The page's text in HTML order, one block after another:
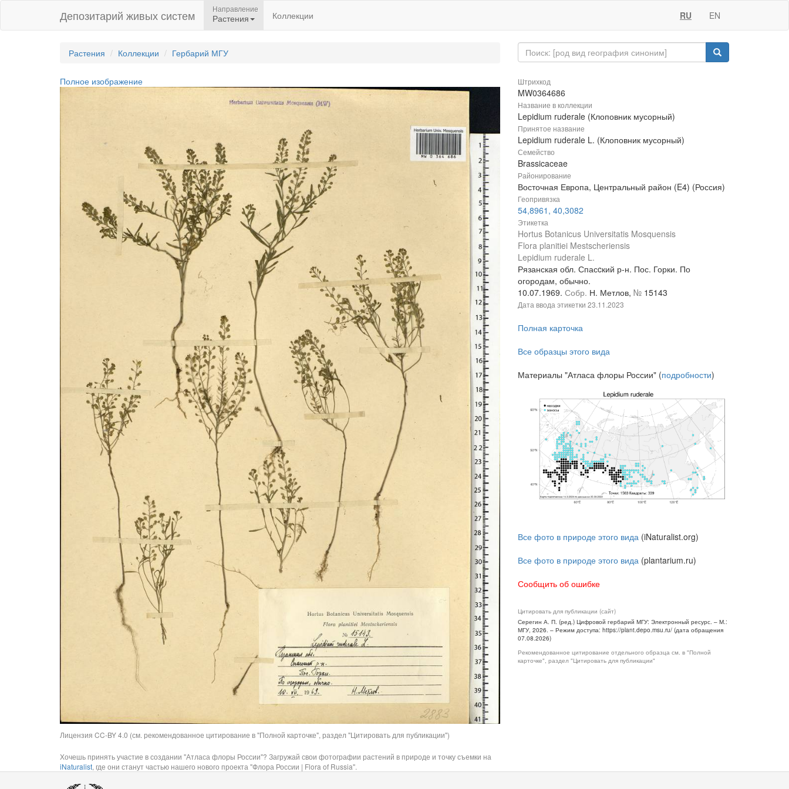
Депозитарий живых систем Направление
Растения Коллекции RU EN
Растения Коллекции Гербарий МГУ
Полное изображение
Лицензия CC-BY 4.0 (см. рекомендованное цитирование в "Полной карточке", раздел "Цитировать для публикации")
Хочешь принять участие в создании "Атласа флоры России"? Загружай свои фотографии растений в природе и точку съемки на
iNaturalist, где они станут частью нашего нового проекта "Флора России | Flora of Russia".
Штрихкод
MW0364686
Название в коллекции
Lepidium ruderale (Клоповник мусорный)
Принятое название
Lepidium ruderale L. (Клоповник мусорный)
Семейство
Brassicaceae
Районирование
Восточная Европа, Центральный район (E4) (Россия)
Геопривязка
54,8961, 40,3082
Этикетка
Hortus Botanicus Universitatis Mosquensis
Flora planitiei Mestscheriensis
Lepidium ruderale L.
Рязанская обл. Спасcкий р-н. Пос. Горки. По
огородам, обычно.
10.07.1969. Собр. Н. Метлов, № 15143
Дата ввода этикетки 23.11.2023
Полная карточка
Все образцы этого вида
Материалы "Атласа флоры России" (подробности)
Все фото в природе этого вида (iNaturalist.org)
Все фото в природе этого вида (plantarium.ru)
Сообщить об ошибке
Цитировать для публикации (сайт)
Серегин А. П. (ред.) Цифровой гербарий МГУ: Электронный ресурс. – М.:
МГУ, 2026. – Режим доступа: https://plant.depo.msu.ru/ (дата обращения
07.08.2026)
Рекомендованное цитирование отдельного образца см. в "Полной
карточке", раздел "Цитировать для публикации"